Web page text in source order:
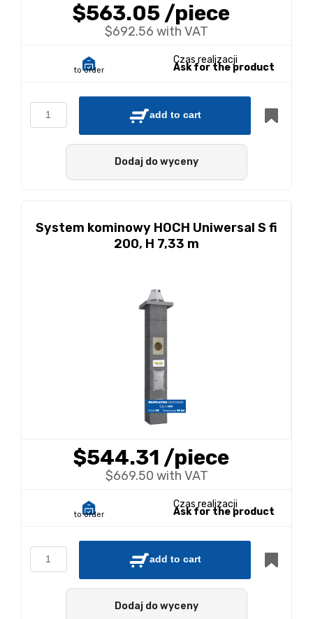
$563.05/piece
$692.56 with VAT
to order
Czas realizacji
Ask for the product
add to cart
Dodaj do wyceny
System kominowy HOCH Uniwersal S fi
200, H 7,33 m
$544.31 /piece
$669.50 with VAT
to order
Czas realizacji
Ask for the product
add to cart
Dodaj do wyceny